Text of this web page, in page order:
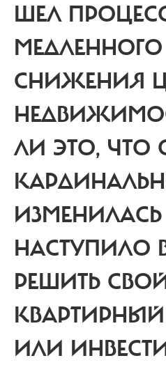
ШЕЛ
МЕДЛЕННОГО
СНИЖЕНИЯ
ЛИ ЭТО, ЧТО
НАСТУПИЛО
РЕШИТЬ
ИЛИ